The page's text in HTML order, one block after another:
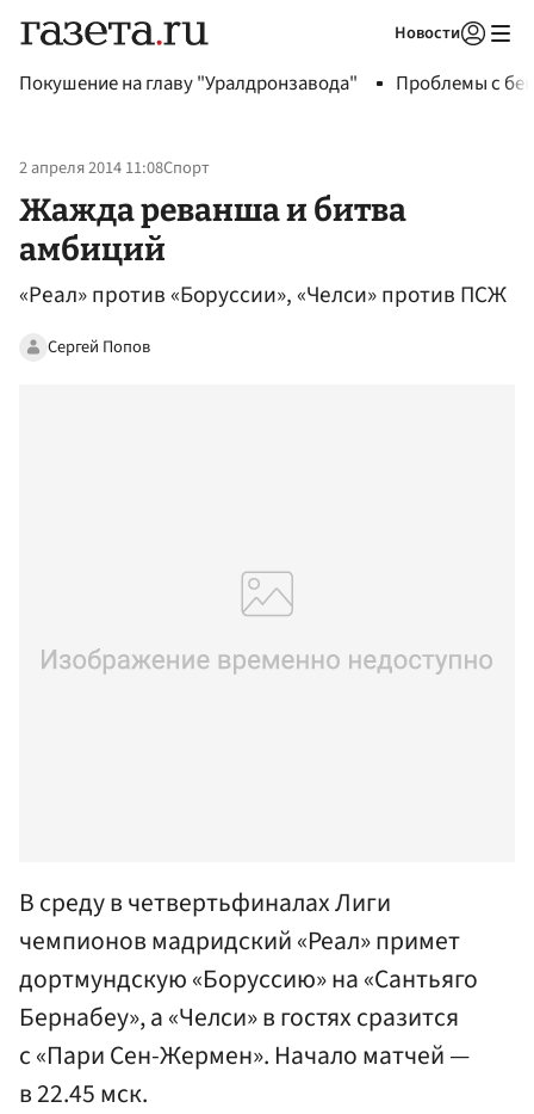
Новости
Покушение на главу "Уралдронзавода" Проблемы с
2 апреля 2014 11:08Спорт
Жажда реванша и битва
амбиций
«Реал» против «Боруссии», «Челси» против ПСЖ
Сергей Попов
В среду в четвертьфиналах Лиги
чемпионов мадридский «Реал» примет
дортмундскую «Боруссию» на «Сантьяго
Бернабеу», а «Челси» в гостях сразится
с «Пари Сен-Жермен». Начало матчей —
в 22.45 мск.